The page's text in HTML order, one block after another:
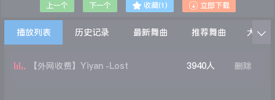
上一个 下一个  收藏(1 )  立即下载
播放列表 历史记录 最新舞曲 推荐舞曲 大家在

【外网收费】Yiyan -Lost 3940人 删除